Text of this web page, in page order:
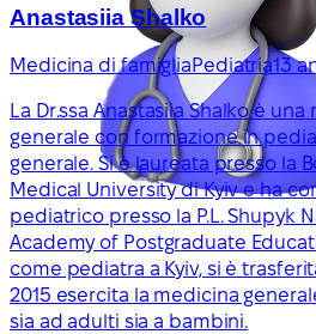
Anastasiia Shalko
Medicina di famigliaPediatria13
La Dr.ssa Anastasiia Shalko è
generale con formazione in
generale. Si è laureata presso la
Medical University di Kyiv e ha
pediatrico presso la P.L. Shupyk
Academy of Postgraduate
come pediatra a Kyiv, si è
2015 esercita la medicina
sia ad adulti sia a bambini.